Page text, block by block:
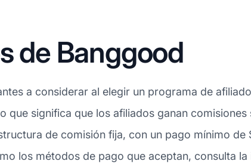
de Banggood
a considerar al elegir un programa de
que significa que los afiliados ganan
de comisión fija, con un pago mínimo de
los métodos de pago que aceptan, consulta